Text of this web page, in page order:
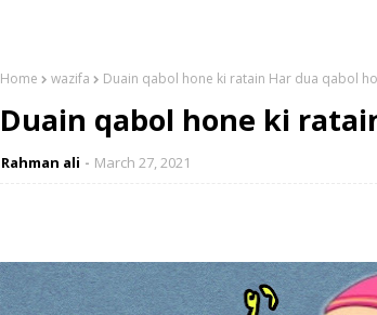
Home wazifa Duain qabol hone ki ratain Har dua qabol ho
Duain qabol hone ki
Rahman ali March 27, 2021